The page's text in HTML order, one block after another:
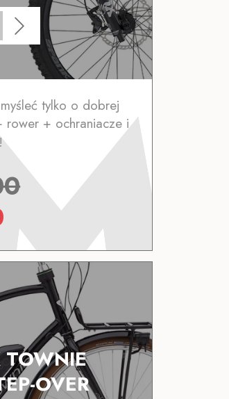
tylko o dobrej
+ ochraniacze i
TOWNIE
OVER